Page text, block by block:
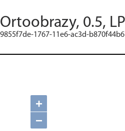
Ortoobrazy, 0.5,
9855f7de-1767-11e6-ac3d-
+
−